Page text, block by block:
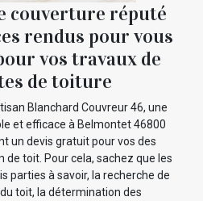
couverture réputé
rendus pour vous
vos travaux de
de toiture
Blanchard Couvreur 46, une
et efficace à Belmontet 46800
un devis gratuit pour vos des
toit. Pour cela, sachez que les
parties à savoir, la recherche de
du toit, la détermination des